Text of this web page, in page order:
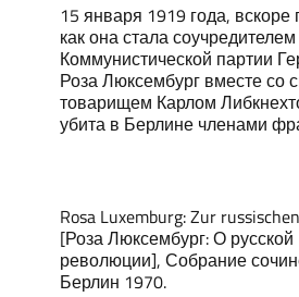
15 января 1919 года, вскоре
как она стала соучредителем
Коммунистической партии
Роза Люксембург вместе со
товарищем Карлом
убита в Берлине членами
Rosa Luxemburg: Zur
[Роза Люксембург: О русской
революции], Собрание
Берлин 1970.